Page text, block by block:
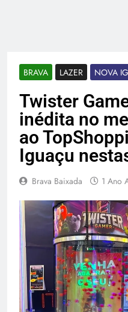
BRAVA LAZER NOVA
Twister
inédita no
ao
Iguaçu
Brava Baixada 1 Ano